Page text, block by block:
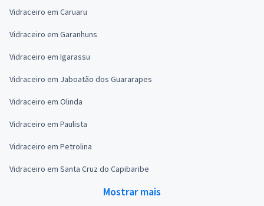
Vidraceiro em Caruaru
Vidraceiro em Garanhuns
Vidraceiro em Igarassu
Vidraceiro em Jaboatão dos Guararapes
Vidraceiro em Olinda
Vidraceiro em Paulista
Vidraceiro em Petrolina
Vidraceiro em Santa Cruz do Capibaribe
Mostrar mais